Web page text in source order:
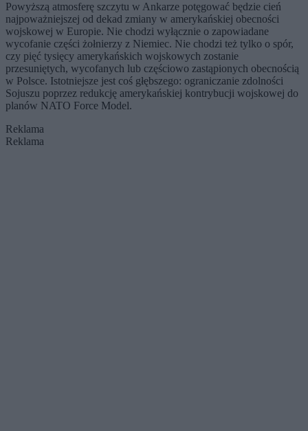
Powyższą atmosferę szczytu w Ankarze potęgować będzie cień
najpoważniejszej od dekad zmiany w amerykańskiej obecności
wojskowej w Europie. Nie chodzi wyłącznie o zapowiadane
wycofanie części żołnierzy z Niemiec. Nie chodzi też tylko o spór,
czy pięć tysięcy amerykańskich wojskowych zostanie
przesuniętych, wycofanych lub częściowo zastąpionych obecnością
w Polsce. Istotniejsze jest coś głębszego: ograniczanie zdolności
Sojuszu poprzez redukcję amerykańskiej kontrybucji wojskowej do
planów NATO Force Model.
Reklama
Reklama